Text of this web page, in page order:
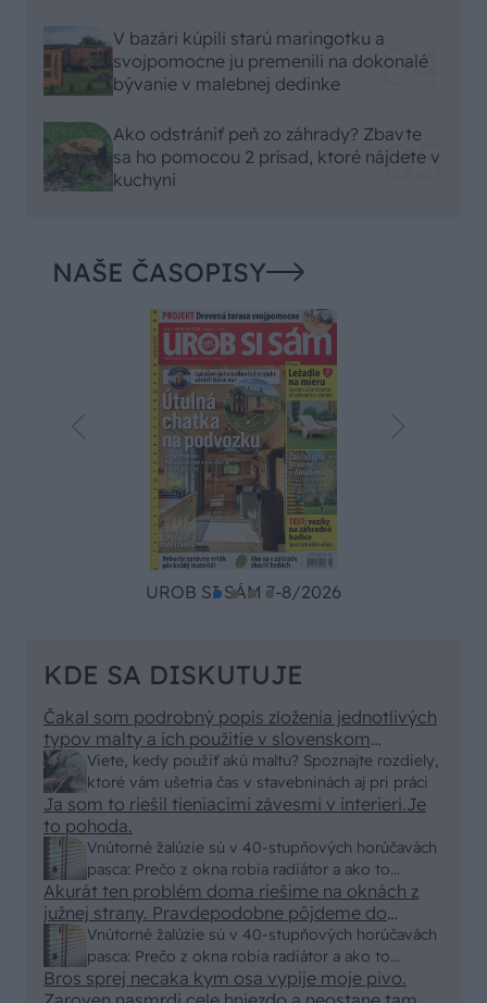
V bazári kúpili starú maringotku a
svojpomocne ju premenili na dokonalé
bývanie v malebnej dedinke
Ako odstrániť peň zo záhrady? Zbavte
sa ho pomocou 2 prísad, ktoré nájdete v
kuchyni
NAŠE ČASOPISY
UROB SI SÁM 7-8/2026
KDE SA DISKUTUJE
Viete, kedy použiť akú maltu? Spoznajte rozdiely,
ktoré vám ušetria čas v stavebninách aj pri práci
Čakal som podrobný popis zloženia jednotlivých
typov malty a ich použitie v slovenskom
prostredí, no dostal som len pár primitívnych rád
o výbere vriec v stavebninách. Kde sa podel
názov a zmysel časopisu "Urob si sám" ? To
skutočne už nemáme na Slovensku "fachmanov"!
Vypadá to tak že za pár rokov nám budú stavať
chaty a chalupy číňania a použijú BAMBUS !!!
Vnútorné žalúzie sú v 40-stupňových horúčavách
pasca: Prečo z okna robia radiátor a ako to
vyriešiť za pár eur?
Ja som to riešil tieniacimi závesmi v interieri.Je
to pohoda.
Vnútorné žalúzie sú v 40-stupňových horúčavách
pasca: Prečo z okna robia radiátor a ako to
vyriešiť za pár eur?
Akurát ten problém doma riešime na oknách z
južnej strany. Pravdepodobne pôjdeme do
vonkajšieho tienenia na spôsob markízy
250x150cm. Čínsky predajcovia idú okolo 100
eur kus.
Bros sprej necaka kym osa vypije moje pivo.